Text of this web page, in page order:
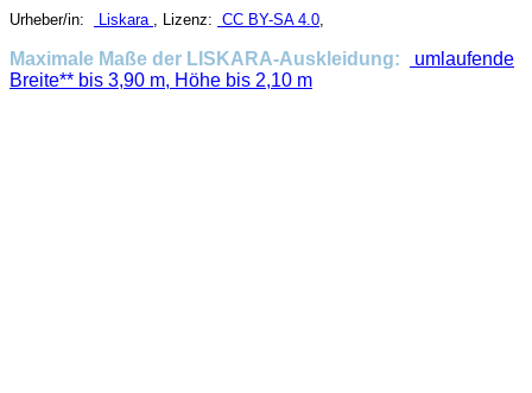
Urheber/in: Liskara , Lizenz: CC BY-SA 4.0
Maximale Maße der LISKARA-Auskleidung:
umlaufende
Breite** bis 3,90 m, Höhe bis 2,10 m